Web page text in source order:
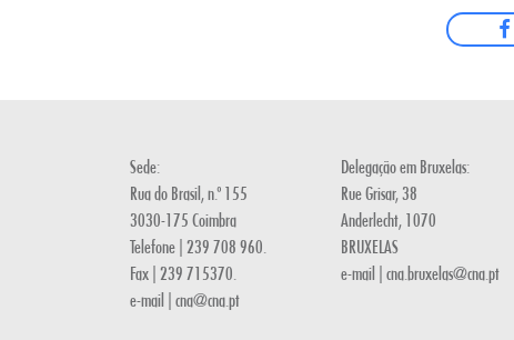
Sede:
Rua do Brasil, n.º 155
3030-175 Coimbra
Telefone | 239 708 960.
Fax | 239 715370.
e-mail | cna@cna.pt
Delegação em Bruxelas:
Rue Grisar, 38
Anderlecht, 1070
BRUXELAS
e-mail | cna.bruxelas@cna.pt